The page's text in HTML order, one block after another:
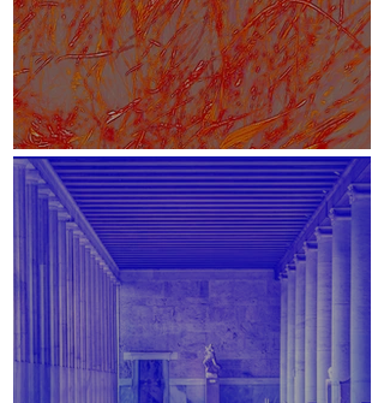
White Paper